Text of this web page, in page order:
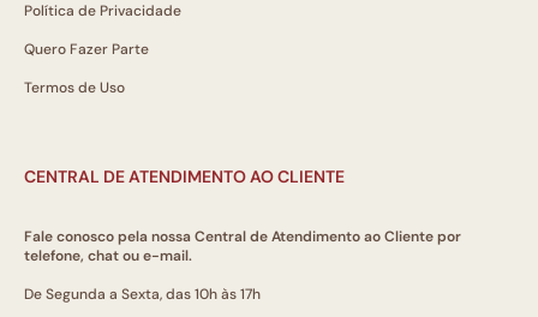
Política de Privacidade
Quero Fazer Parte
Termos de Uso
CENTRAL DE ATENDIMENTO AO CLIENTE
Fale conosco pela nossa Central de Atendimento ao Cliente por
telefone, chat ou e-mail.
De Segunda a Sexta, das 10h às 17h